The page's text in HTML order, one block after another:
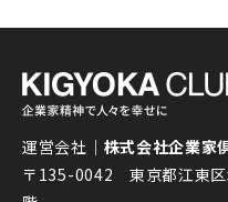
運営会社｜ 株式会社企業家
〒135-0042 東京都江東区